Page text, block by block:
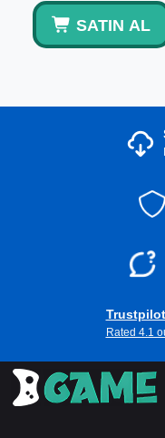
SATIN AL
Trustpilot
Rated 4.1